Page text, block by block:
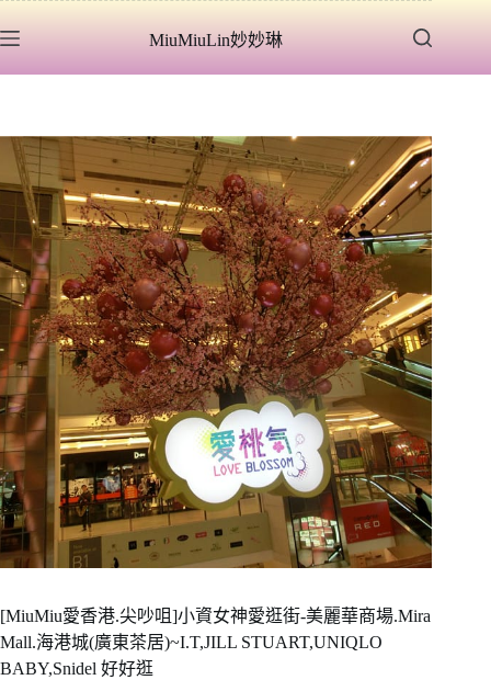
至
容
MiuMiuLin妙妙琳
[MiuMiu愛香港.尖吵咀]小資女神愛逛街-美麗華商場.Mira
Mall.海港城(廣東茶居)~I.T,JILL STUART,UNIQLO
BABY,Snidel 好好逛